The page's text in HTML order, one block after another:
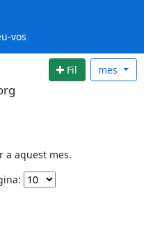
vos
Fil mes
a aquest mes.